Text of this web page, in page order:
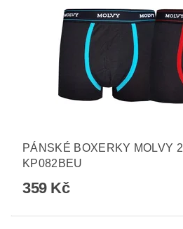
PÁNSKÉ BOXERKY MOLVY
KP082BEU
359 Kč